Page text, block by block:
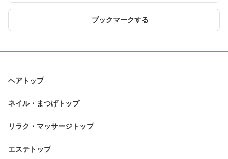
ブックマークする
ヘアトップ
ネイル・まつげトップ
リラク・マッサージトップ
エステトップ